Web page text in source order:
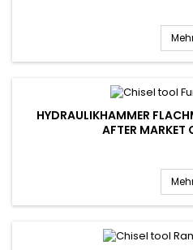
HYDRAULIKHAMMER
FTER MARKET